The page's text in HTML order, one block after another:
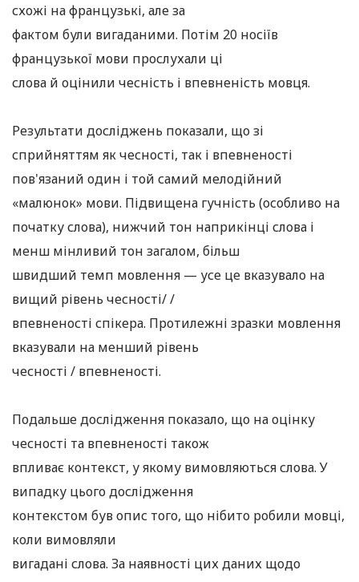
схожі на французькі, але за
фактом були вигаданими. Потім 20 носіїв
французької мови прослухали ці
слова й оцінили чесність і впевненість мовця.
Результати досліджень показали, що зі
сприйняттям як чесності, так і впевненості
пов'язаний один і той самий мелодійний
«малюнок» мови. Підвищена гучність (особливо на
початку слова), нижчий тон наприкінці слова і
менш мінливий тон загалом, більш
швидший темп мовлення — усе це вказувало на
вищий рівень чесності/ /
впевненості спікера. Протилежні зразки мовлення
вказували на менший рівень
чесності / впевненості.
Подальше дослідження показало, що на оцінку
чесності та впевненості також
впливає контекст, у якому вимовляються слова. У
випадку цього дослідження
контекстом був опис того, що нібито робили мовці,
коли вимовляли
вигадані слова. За наявності цих даних щодо